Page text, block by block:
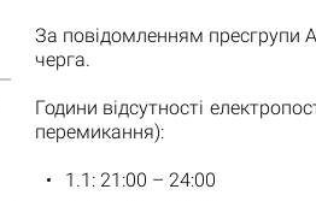
За повідомленням пресгрупи
черга.
Години відсутності
перемикання):
1.1: 21:00 – 24:00